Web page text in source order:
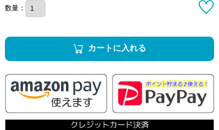
数量：
カートに入れる